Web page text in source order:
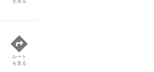
ルート
を見る